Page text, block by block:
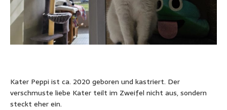
Kater Peppi ist ca. 2020 geboren und kastriert. Der
verschmuste liebe Kater teilt im Zweifel nicht aus, sondern
steckt eher ein.